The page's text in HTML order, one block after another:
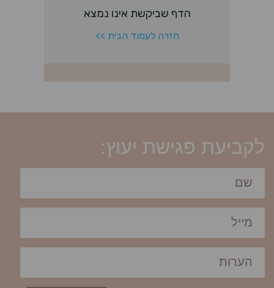
לקביעת פגישת יעוץ: